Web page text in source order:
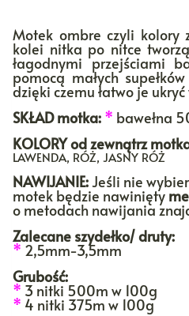
Motek ombre czyli
kolei nitka po nitce
łagodnymi przejściami
pomocą małych
dzięki czemu łatwo je
SKŁAD motka: * bawełna
KOLORYod zewnątrz
LAWENDA, RÓŻ, JASNY RÓŻ
NAWIJANIE:Jeśli nie
motek będzie nawinięty
o metodach nawijania
Zalecane szydełko/ druty:
* 2,5mm-3,5mm
Grubość:
* 3 nitki 500m w 100g
* 4 nitki 375m w 100g